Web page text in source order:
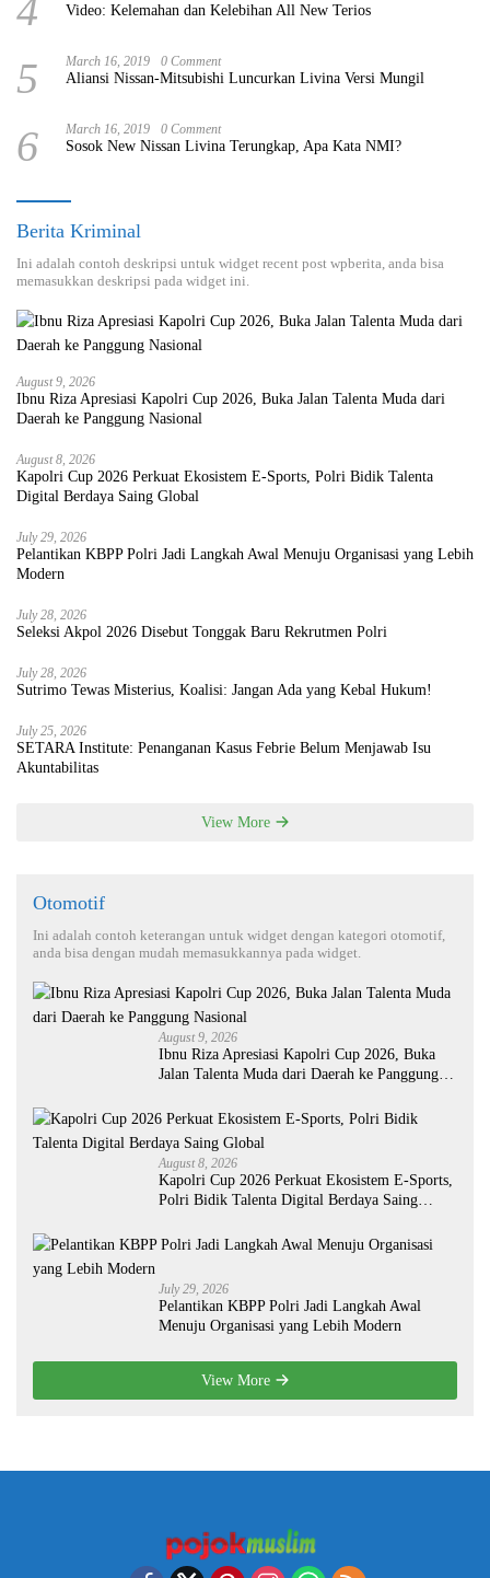
4 Video: Kelemahan dan Kelebihan All New Terios
5 March 16, 2019 0 Comment
Aliansi Nissan-Mitsubishi Luncurkan Livina Versi Mungil
6 March 16, 2019 0 Comment
Sosok New Nissan Livina Terungkap, Apa Kata NMI?
Berita Kriminal
Ini adalah contoh deskripsi untuk widget recent post wpberita, anda bisa
memasukkan deskripsi pada widget ini.
August 9, 2026
Ibnu Riza Apresiasi Kapolri Cup 2026, Buka Jalan Talenta Muda dari
Daerah ke Panggung Nasional
August 8, 2026
Kapolri Cup 2026 Perkuat Ekosistem E-Sports, Polri Bidik Talenta
Digital Berdaya Saing Global
July 29, 2026
Pelantikan KBPP Polri Jadi Langkah Awal Menuju Organisasi yang Lebih
Modern
July 28, 2026
Seleksi Akpol 2026 Disebut Tonggak Baru Rekrutmen Polri
July 28, 2026
Sutrimo Tewas Misterius, Koalisi: Jangan Ada yang Kebal Hukum!
July 25, 2026
SETARA Institute: Penanganan Kasus Febrie Belum Menjawab Isu
Akuntabilitas
View More
Otomotif
Ini adalah contoh keterangan untuk widget dengan kategori otomotif,
anda bisa dengan mudah memasukkannya pada widget.
August 9, 2026
Ibnu Riza Apresiasi Kapolri Cup 2026, Buka
Jalan Talenta Muda dari Daerah ke Panggung
August 8, 2026
Kapolri Cup 2026 Perkuat Ekosistem E-Sports,
Polri Bidik Talenta Digital Berdaya Saing
July 29, 2026
Pelantikan KBPP Polri Jadi Langkah Awal
Menuju Organisasi yang Lebih Modern
View More